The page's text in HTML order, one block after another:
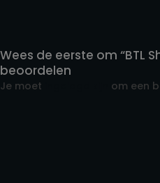
Wees de eerste om “BTL
beoordelen
Je moet om een